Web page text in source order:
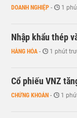
DOANH NGHIỆP - 1
Nhập khẩu thép
HÀNG HÓA - 1 phút
Cổ phiếu VNZ
CHỨNG KHOÁN - 1